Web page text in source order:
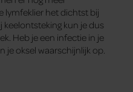
lymfeklier het dichtst bij
keelontsteking kun je dus
Heb je een infectie in je
je oksel waarschijnlijk op.